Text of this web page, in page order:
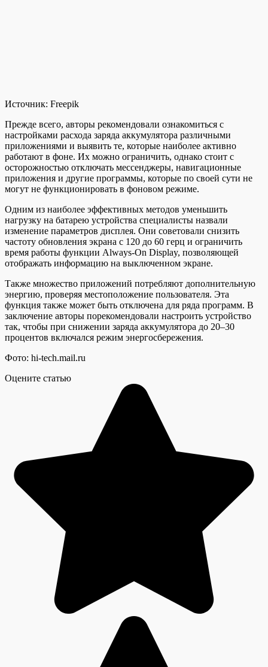
Источник: Freepik
Прежде всего, авторы рекомендовали ознакомиться с
настройками расхода заряда аккумулятора различными
приложениями и выявить те, которые наиболее активно
работают в фоне. Их можно ограничить, однако стоит с
осторожностью отключать мессенджеры, навигационные
приложения и другие программы, которые по своей сути не
могут не функционировать в фоновом режиме.
Одним из наиболее эффективных методов уменьшить
нагрузку на батарею устройства специалисты назвали
изменение параметров дисплея. Они советовали снизить
частоту обновления экрана с 120 до 60 герц и ограничить
время работы функции Always-On Display, позволяющей
отображать информацию на выключенном экране.
Также множество приложений потребляют дополнительную
энергию, проверяя местоположение пользователя. Эта
функция также может быть отключена для ряда программ. В
заключение авторы порекомендовали настроить устройство
так, чтобы при снижении заряда аккумулятора до 20–30
процентов включался режим энергосбережения.
Фото: hi-tech.mail.ru
Оцените статью